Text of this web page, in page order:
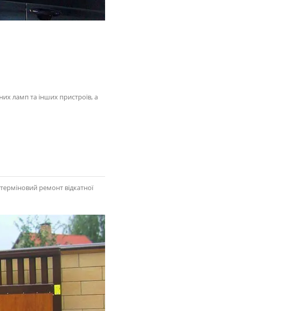
ламп та інших пристроїв, а
ремонт відкатної